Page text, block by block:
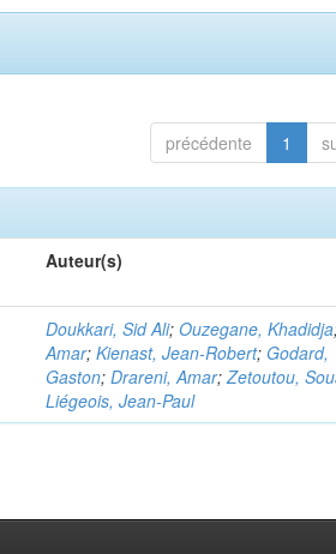
précédente 1
Auteur(s)
Doukkari, Sid Ali;Ouzegane, Khadidja
Amar;Kienast, Jean-Robert; Godard,
Gaston;Drareni, Amar;Zetoutou,
Liégeois, Jean-Paul